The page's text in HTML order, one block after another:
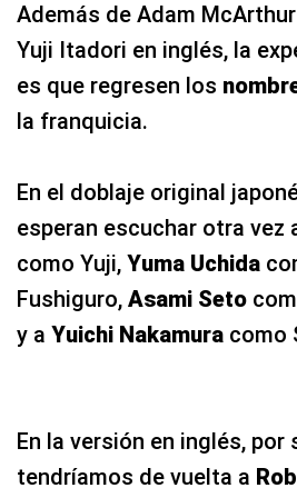
Además de Adam
Yuji Itadori en inglés, la
es que regresen los
la franquicia.
En el doblaje original
esperan escuchar otra vez
como Yuji, Yuma Uchida
Fushiguro, Asami Seto
y a Yuichi Nakamura como
En la versión en inglés, por
tendríamos de vuelta a